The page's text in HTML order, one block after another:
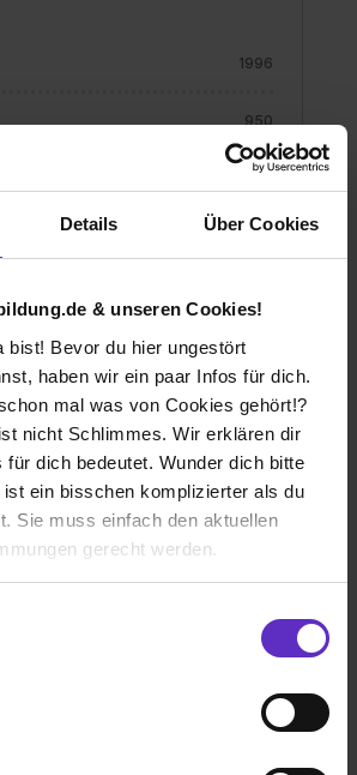
Details Über Cookies
& unseren Cookies!
bist! Bevor du hier ungestört
haben wir ein paar Infos für dich.
mal was von Cookies gehört!?
nicht Schlimmes. Wir erklären dir
für dich bedeutet. Wunder dich bitte
ein bisschen komplizierter als du
Sie muss einfach den aktuellen
gerecht werden.
getroffenen Einstellungen zu
1996
950
Medizin
ADMEDES GmbH
sondern Tatsache. Denn als
Produkte, wie Stents und
es für uns immer um
und Sorgfalt ist daher oberstes
Markt steckt voller Innovationen
zu erforschen und
hier sind wir mit Herzblut und
für unsere Arbeit und
wir gerne weitergeben.
mit einer Ausbildung bei ADMEDES!
Ausbildung bei
motivierte
Basis für exzellente